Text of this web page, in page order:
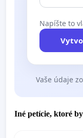
Napíšte to
Vaše údaje
Iné petície, ktoré